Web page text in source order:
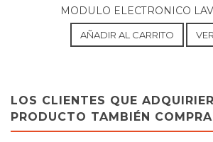
MODULO ELECTRONICO
AÑADIR AL CARRITO
LOS CLIENTES QUE
PRODUCTO TAMBIÉN